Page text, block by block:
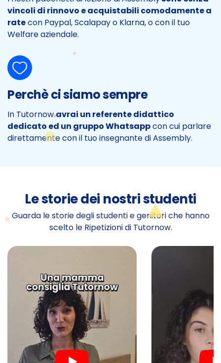
vincoli di rinnovo e acquistabili comodamente a
ratecon Paypal, Scalapay o Klarna, o con il tuo
Welfare aziendale.
Perchè ci siamo sempre
In Tutornowavrai un referente didattico
dedicato ed un gruppo Whatsappcon cui parlare
direttamente con il tuo insegnante di Assembly.
Le storie dei nostri studenti
Guarda le storie degli studenti e genitori che hanno
scelto le Ripetizioni di Tutornow.